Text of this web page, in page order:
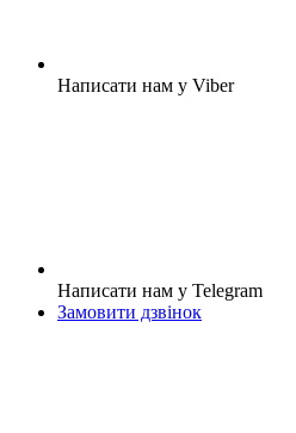
Написати нам у Viber
Написати нам у Telegram
Замовити дзвінок